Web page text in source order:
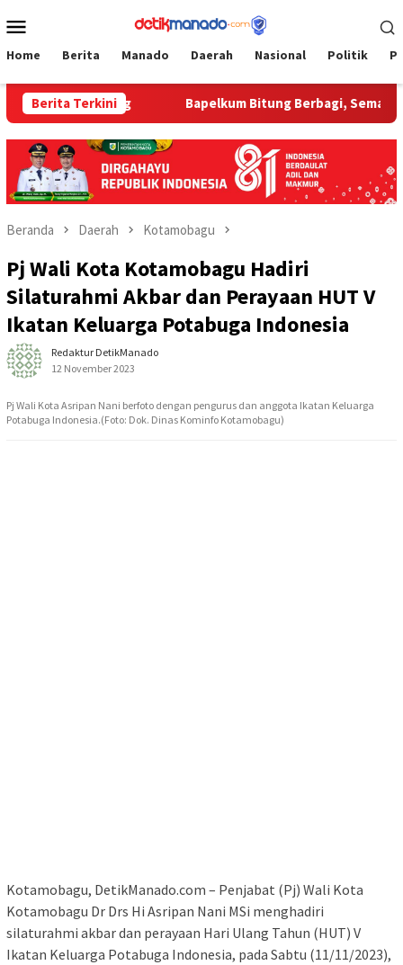
ke
Mobile
Home Berita Manado Daerah Nasional Politik
Berita Terkini
Bitung ‎Bapelkum Bitung Berbagi, Semarak HUT
Beranda Daerah Kotamobagu
Pj Wali Kota Kotamobagu Hadiri
Silaturahmi Akbar dan Perayaan HUT V
Ikatan Keluarga Potabuga Indonesia
Redaktur DetikManado
12 November 2023
Pj Wali Kota Asripan Nani berfoto dengan pengurus dan anggota Ikatan Keluarga
Potabuga Indonesia.(Foto: Dok. Dinas Kominfo Kotamobagu)
Kotamobagu, DetikManado.com – Penjabat (Pj) Wali Kota
Kotamobagu Dr Drs Hi Asripan Nani MSi menghadiri
silaturahmi akbar dan perayaan Hari Ulang Tahun (HUT) V
Ikatan Keluarga Potabuga Indonesia, pada Sabtu (11/11/2023),